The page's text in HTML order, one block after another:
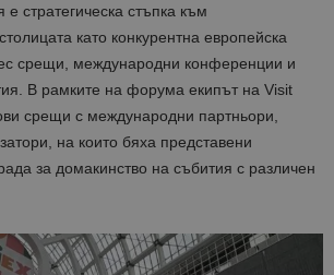
стратегическа стъпка към
като конкурентна европейска
срещи, международни конференции и
В рамките на форума екипът на Visit
срещи с международни партньори,
на които бяха представени
за домакинство на събития с различен